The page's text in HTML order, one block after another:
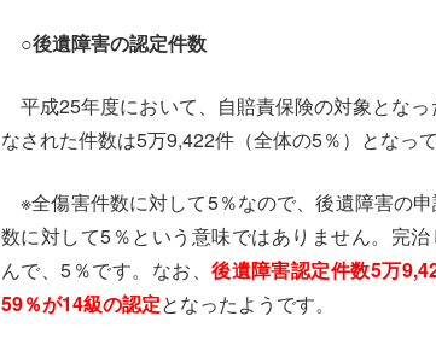
○後遺障害の認定件数
平成25年度において、自賠責保険の対象とな
なされた件数は5万9,422件（全体の5％）となって
※全傷害件数に対して5％なので、後遺障害の
数に対して5％という意味ではありません。完
んで、5％です。 なお、後遺障害認定件数5万
59％が14級の認定となったようです。